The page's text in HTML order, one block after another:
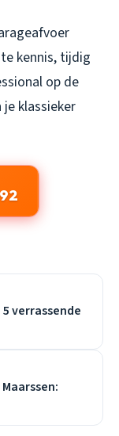
kennis, tijdig
op de
klassieker
verrassende